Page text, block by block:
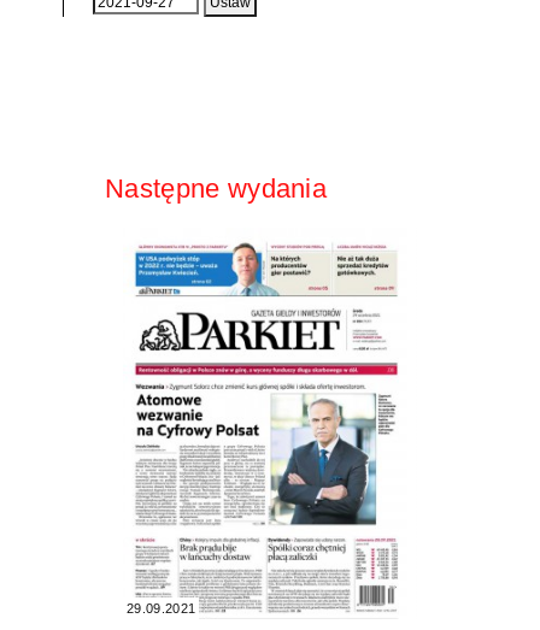
Następne wydania
29.09.2021